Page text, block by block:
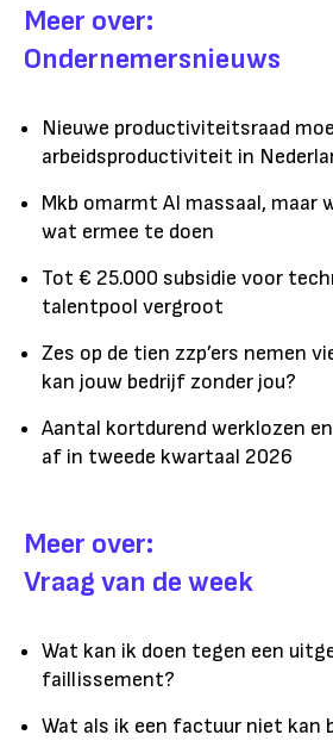
Meer over:
Ondernemersnieuws
Nieuwe productiviteitsraad
arbeidsproductiviteit in
Mkb omarmt AI massaal, maar
wat ermee te doen
Tot € 25.000 subsidie voor
talentpool vergroot
Zes op de tien zzp’ers nemen
kan jouw bedrijf zonder jou?
Aantal kortdurend werklozen
af in tweede kwartaal 2026
Meer over:
Vraag van de week
Wat kan ik doen tegen een
faillissement?
Wat als ik een factuur niet kan